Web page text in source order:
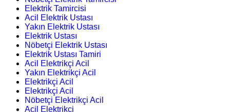
Elektrik Tamircisi
Acil Elektrik Ustası
Yakın Elektrik Ustası
Elektrik Ustası
Nöbetçi Elektrik Ustası
Elektrik Ustası Tamiri
Acil Elektrikçi Acil
Yakın Elektrikçi Acil
Elektrikçi Acil
Elektrikçi Acil
Nöbetçi Elektrikçi Acil
Acil Elektrikçi